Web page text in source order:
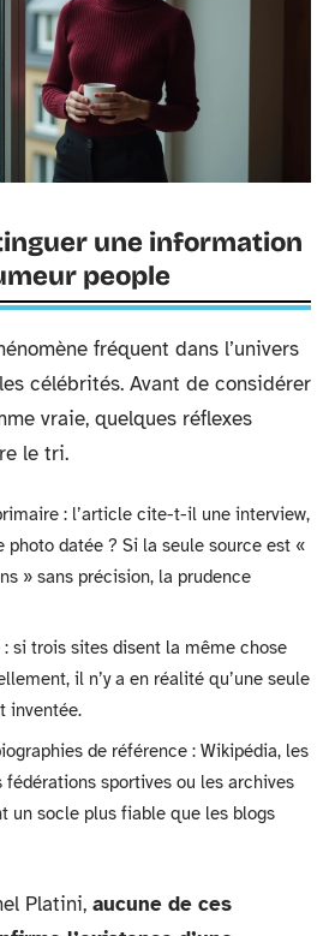
une information
people
fréquent dans l’univers
célébrités. Avant de considérer
vraie, quelques réflexes
le tri.
: l’article cite-t-il une interview,
photo datée ? Si la seule source est «
» sans précision, la prudence
si trois sites disent la même chose
il n’y a en réalité qu’une seule
inventée.
de référence : Wikipédia, les
sportives ou les archives
un socle plus fiable que les blogs
Platini, aucune de ces